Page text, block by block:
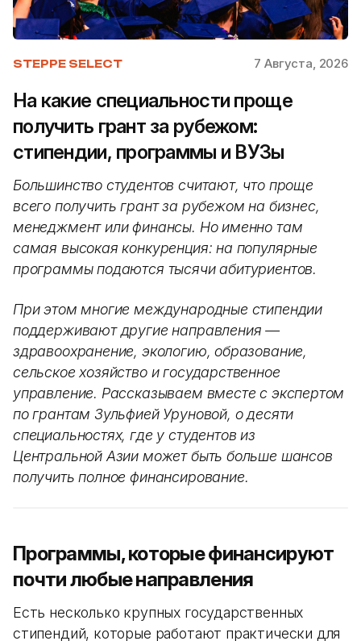
STEPPE SELECT 7 Августа, 2026
На какие специальности проще
получить грант за рубежом:
стипендии, программы и ВУЗы
Большинство студентов считают, что проще
всего получить грант за рубежом на бизнес,
менеджмент или финансы. Но именно там
самая высокая конкуренция: на популярные
программы подаются тысячи абитуриентов.
При этом многие международные стипендии
поддерживают другие направления —
здравоохранение, экологию, образование,
сельское хозяйство и государственное
управление. Рассказываем вместе с экспертом
по грантам Зульфией Уруновой, о десяти
специальностях, где у студентов из
Центральной Азии может быть больше шансов
получить полное финансирование.
Программы, которые финансируют
почти любые направления
Есть несколько крупных государственных
стипендий, которые работают практически для